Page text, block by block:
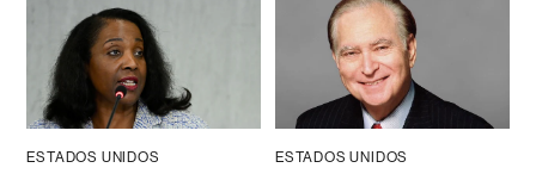
ESTADOS UNIDOS ESTADOS UNIDOS